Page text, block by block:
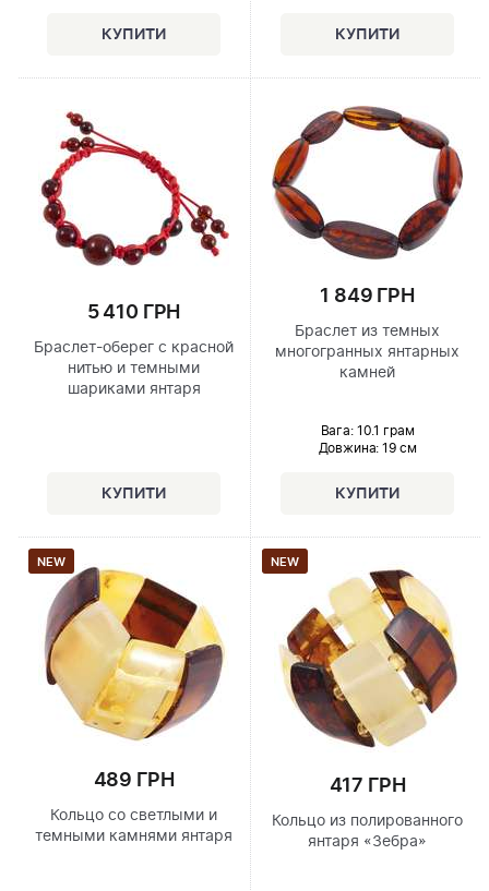
5 410 ГРН
Браслет-оберег с красной
нитью и темными
шариками янтаря
1 849 ГРН
Браслет из темных
многогранных янтарных
камней
Вага: 10.1 грам
Довжина: 19 см
NEW
489 ГРН
Кольцо со светлыми и
темными камнями янтаря
NEW
417 ГРН
Кольцо из полированного
янтаря «Зебра»